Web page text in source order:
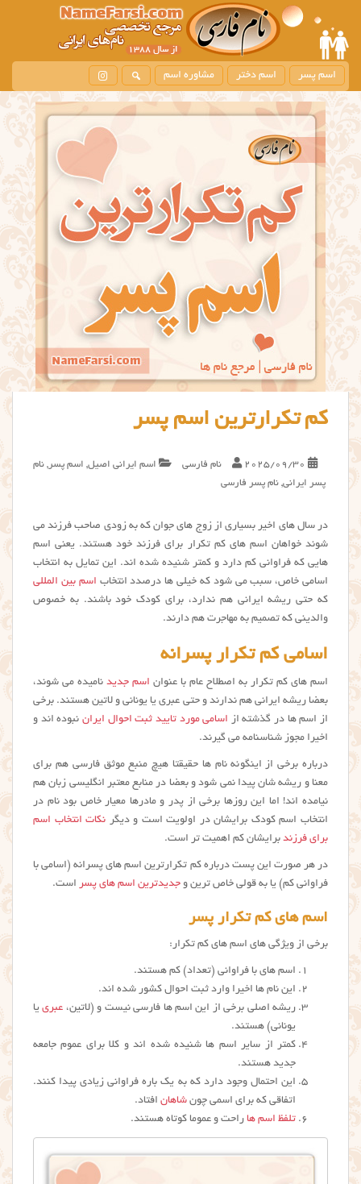
m
i
c
n
t
اسم پسر اسم دختر مشاوره اسم
کم تکرارترین اسم پسر
2025/09/30 نام فارسی اسم ایرانی اصیل, اسم پسر , نام
پسر ایرانی, نام پسر فارسی
در سال های اخیر بسیاری از زوج های جوان که به زودی صاحب فرزند می
شوند خواهان اسم های کم تکرار برای فرزند خود هستند. یعنی اسم
هایی که فراوانی کم دارد و کمتر شنیده شده اند. این تمایل به انتخاب
اسامی خاص، سبب می شود که خیلی ها درصدد انتخاب اسم بین المللی
که حتی ریشه ایرانی هم ندارد، برای کودک خود باشند. به خصوص
والدینی که تصمیم به مهاجرت هم دارند.
اسامی کم تکرار پسرانه
اسم های كم تكرار به اصطلاح عام با عنوان اسم جدید نامیده می شوند،
بعضا ریشه ایرانی هم ندارند و حتی عبری یا یونانی و لاتین هستند. برخی
از اسم ها در گذشته از اسامی مورد تایید ثبت احوال ایران نبوده اند و
اخیرا مجوز شناسنامه می گیرند.
درباره برخی از اینگونه نام ها حقیقتا هیچ منبع موثق فارسی هم برای
معنا و ریشه شان پیدا نمی شود و بعضا در منابع معتبر انگلیسی زبان هم
نیامده اند! اما این روزها برخی از پدر و مادرها معیار خاص بود نام در
انتخاب اسم کودک برایشان در اولویت است و دیگر نکات انتخاب اسم
برای فرزند برایشان کم اهمیت تر است.
در هر صورت این پست درباره کم تکرارترین اسم های پسرانه (اسامي با
فراواني كم) یا به قولی خاص ترین و جدیدترین اسم های پسر است.
اسم های کم تکرار پسر
برخی از ویژگی های اسم های کم تکرار:
اسم های با فراوانی (تعداد) کم هستند.
این نام ها اخیرا وارد ثبت احوال کشور شده اند.
ریشه اصلی برخی از این اسم ها فارسی نیست و (لاتین، عبرییا
یونانی) هستند.
کمتر از سایر اسم ها شنیده شده اند و کلا برای عموم جامعه
جدید هستند.
این احتمال وجود دارد که به یک باره فراوانی زیادی پیدا کنند.
اتفاقی که برای اسمی چون شاهان افتاد.
تلفظ اسم ها راحت و عموما کوتاه هستند.